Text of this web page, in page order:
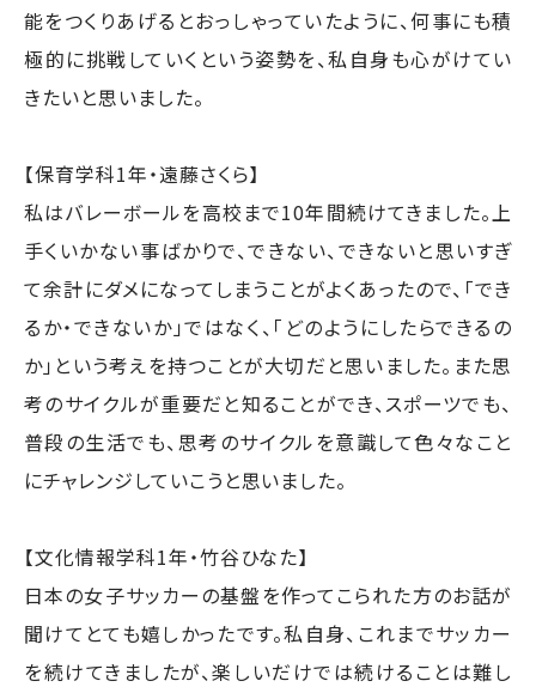
能をつくりあげるとおっしゃっていたように、何事にも積
極的に挑戦していくという姿勢を、私自身も心がけてい
きたいと思いました。
【保育学科1年・遠藤さくら】
私はバレーボールを高校まで10年間続けてきました。上
手くいかない事ばかりで、できない、できないと思いすぎ
て余計にダメになってしまうことがよくあったので、「でき
るか・できないか」ではなく、「どのようにしたらできるの
か」という考えを持つことが大切だと思いました。また思
考のサイクルが重要だと知ることができ、スポーツでも、
普段の生活でも、思考のサイクルを意識して色々なこと
にチャレンジしていこうと思いました。
【文化情報学科1年・竹谷ひなた】
日本の女子サッカーの基盤を作ってこられた方のお話が
聞けてとても嬉しかったです。私自身、これまでサッカー
を続けてきましたが、楽しいだけでは続けることは難し